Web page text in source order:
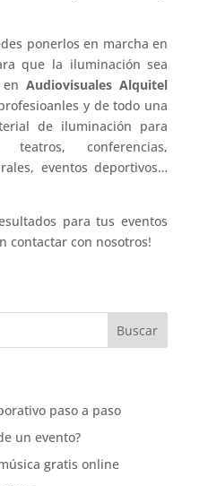
ponerlos en marcha en
que la iluminación sea
enAudiovisuales Alquitel
y de todo una
de iluminación para
teatros, conferencias,
eventos deportivos…
para tus eventos
contactar con nosotros!
paso a paso
un evento?
gratis online